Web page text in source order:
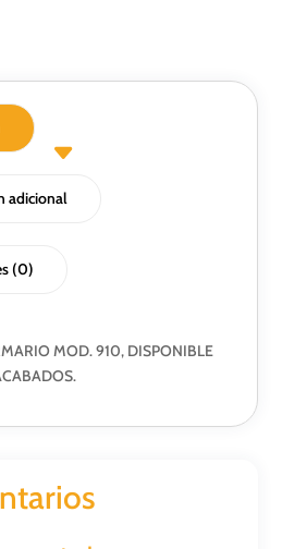
adicional
(0)
MOD. 910, DISPONIBLE